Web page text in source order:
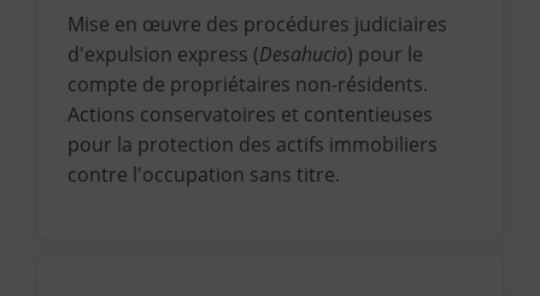
Mise en œuvre des procédures judiciaires
d'expulsion express (Desahucio) pour le
compte de propriétaires non-résidents.
Actions conservatoires et contentieuses
pour la protection des actifs immobiliers
contre l'occupation sans titre.